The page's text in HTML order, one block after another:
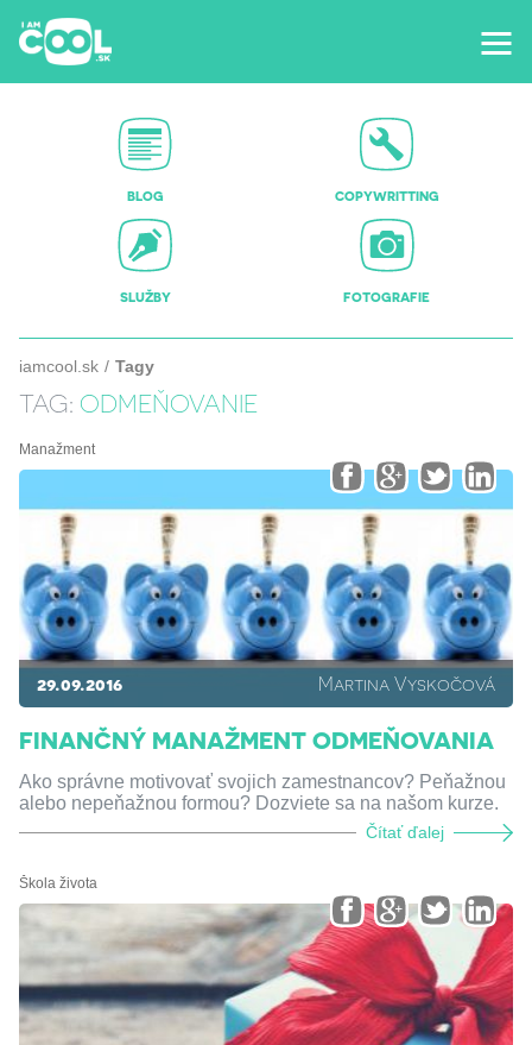
BLOG COPYWRITTING
SLUŽBY FOTOGRAFIE
iamcool.sk Tagy
TAG: ODMEŇOVANIE
Manažment
29.09.2016 Martina Vyskočová
FINANČNÝ MANAŽMENT ODMEŇOVANIA
Ako správne motivovať svojich zamestnancov? Peňažnou
alebo nepeňažnou formou? Dozviete sa na našom kurze.
Čítať ďalej
Škola života